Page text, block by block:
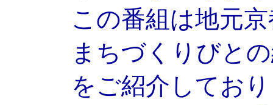
この番組は地元
まちづくりびと
をご紹介してお